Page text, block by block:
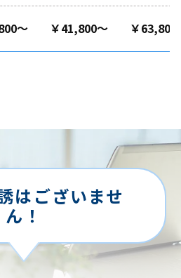
～ ￥41,800～ ￥63,800
はございませ
ん！